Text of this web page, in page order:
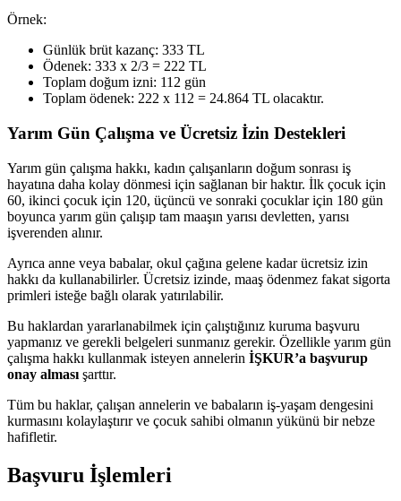
Örnek:
Günlük brüt kazanç: 333 TL
Ödenek: 333 x 2/3 = 222 TL
Toplam doğum izni: 112 gün
Toplam ödenek: 222 x 112 = 24.864 TL olacaktır.
Yarım Gün Çalışma ve Ücretsiz İzin Destekleri
Yarım gün çalışma hakkı, kadın çalışanların doğum sonrası iş
hayatına daha kolay dönmesi için sağlanan bir haktır. İlk çocuk için
60, ikinci çocuk için 120, üçüncü ve sonraki çocuklar için 180 gün
boyunca yarım gün çalışıp tam maaşın yarısı devletten, yarısı
işverenden alınır.
Ayrıca anne veya babalar, okul çağına gelene kadar ücretsiz izin
hakkı da kullanabilirler. Ücretsiz izinde, maaş ödenmez fakat sigorta
primleri isteğe bağlı olarak yatırılabilir.
Bu haklardan yararlanabilmek için çalıştığınız kuruma başvuru
yapmanız ve gerekli belgeleri sunmanız gerekir. Özellikle yarım gün
çalışma hakkı kullanmak isteyen annelerin İŞKUR’a başvurup
onay alması şarttır.
Tüm bu haklar, çalışan annelerin ve babaların iş-yaşam dengesini
kurmasını kolaylaştırır ve çocuk sahibi olmanın yükünü bir nebze
hafifletir.
Başvuru İşlemleri